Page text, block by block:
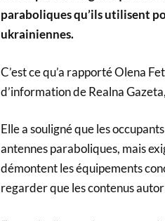
paraboliques qu’ils utilisent
ukrainiennes.
C’est ce qu’a rapporté Olena
d’information de Realna
Elle a souligné que les
antennes paraboliques, mais
démontent les équipements
regarder que les contenus